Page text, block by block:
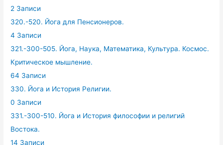
2 Записи
320.-520. Йога для Пенсионеров.
4 Записи
321.-300-505. Йога, Наука, Математика, Культура. Космос.
Критическое мышление.
64 Записи
330. Йога и История Религии.
0 Записи
331.-300-510. Йога и История философии и религий
Востока.
14 Записи